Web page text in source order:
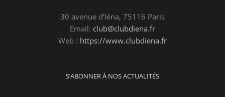
30 avenue d’Iéna, 75116 Paris
Email: club@clubdiena.fr
Web : https://www.clubdiena.fr
S’ABONNER À NOS ACTUALITÉS